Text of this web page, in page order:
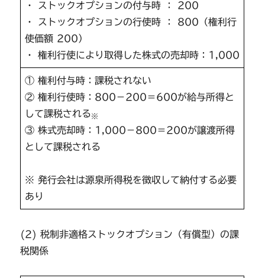
・ ストックオプションの付与時 ： 200
・ ストックオプションの行使時 ： 800（権利行
使価額 200）
・ 権利行使により取得した株式の売却時：1,000
① 権利付与時：課税されない
② 権利行使時：800－200＝600が給与所得と
して課税される※
③ 株式売却時：1,000－800＝200が譲渡所得
として課税される
※ 発行会社は源泉所得税を徴収して納付する必要
あり
(2) 税制非適格ストックオプション（有償型）の課
税関係